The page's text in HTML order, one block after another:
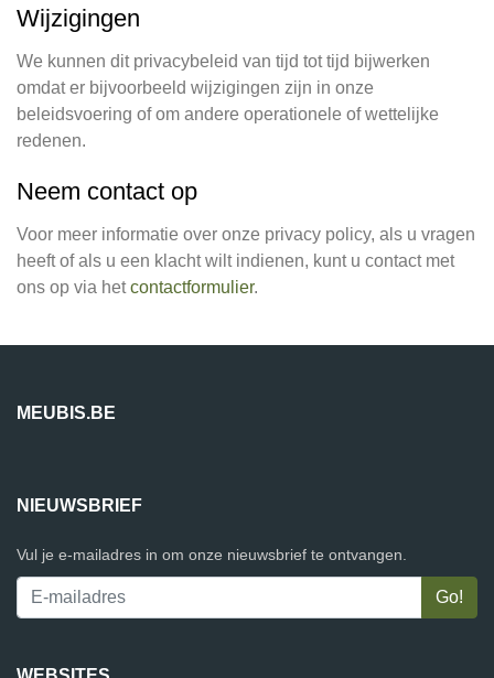
Wijzigingen
We kunnen dit privacybeleid van tijd tot tijd bijwerken
omdat er bijvoorbeeld wijzigingen zijn in onze
beleidsvoering of om andere operationele of wettelijke
redenen.
Neem contact op
Voor meer informatie over onze privacy policy, als u vragen
heeft of als u een klacht wilt indienen, kunt u contact met
ons op via hetcontactformulier.
MEUBIS.BE
NIEUWSBRIEF
Vul je e-mailadres in om onze nieuwsbrief te ontvangen.